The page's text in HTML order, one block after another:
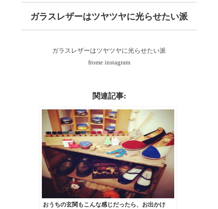
ガラスレザーはツヤツヤに光らせたい派
ガラスレザーはツヤツヤに光らせたい派
frome instagram
関連記事:
おうちの玄関もこんな感じだったら、お出かけ